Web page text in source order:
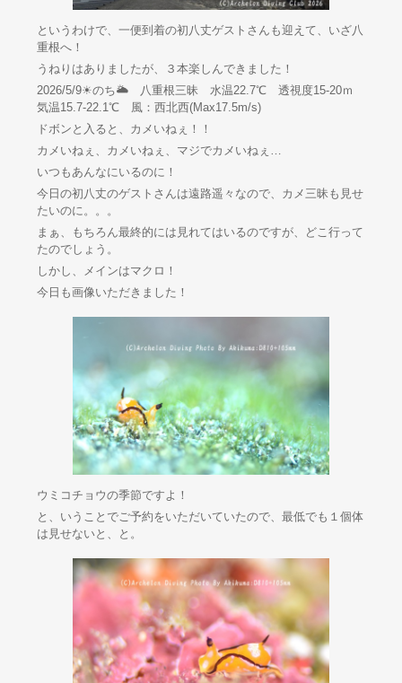
というわけで、一便到着の初八丈ゲストさんも迎えて、いざ八
重根へ！
うねりはありましたが、３本楽しんできました！
2026/5/9☀のち🌥 八重根三昧 水温22.7℃ 透視度15-20ｍ
気温15.7-22.1℃ 風：西北西(Max17.5m/s)
ドボンと入ると、カメいねぇ！！
カメいねぇ、カメいねぇ、マジでカメいねぇ…
いつもあんなにいるのに！
今日の初八丈のゲストさんは遠路遥々なので、カメ三昧も見せ
たいのに。。。
まぁ、もちろん最終的には見れてはいるのですが、どこ行って
たのでしょう。
しかし、メインはマクロ！
今日も画像いただきました！
ウミコチョウの季節ですよ！
と、いうことでご予約をいただいていたので、最低でも１個体
は見せないと、と。